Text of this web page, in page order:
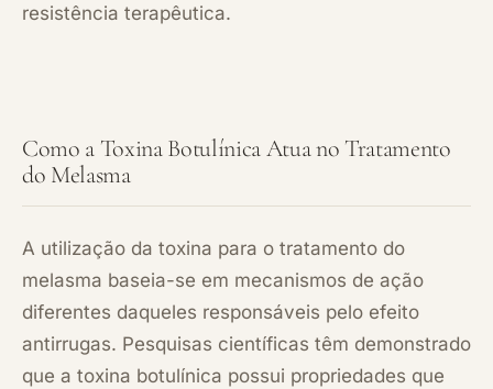
resistência terapêutica.
Como a Toxina Botulínica Atua no Tratamento
do Melasma
A utilização da toxina para o tratamento do
melasma baseia-se em mecanismos de ação
diferentes daqueles responsáveis pelo efeito
antirrugas. Pesquisas científicas têm demonstrado
que a toxina botulínica possui propriedades que